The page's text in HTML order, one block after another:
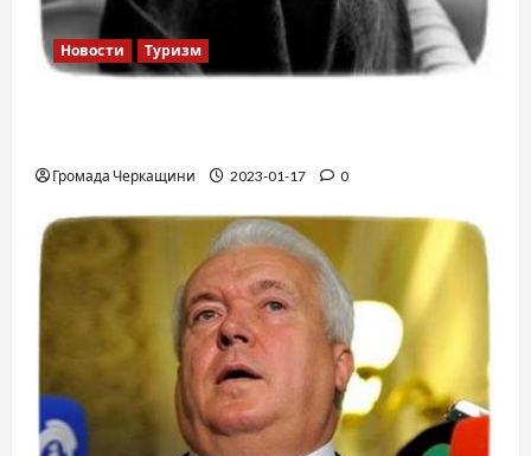
Новости Туризм
Громада Черкащини 2023-01-17 0